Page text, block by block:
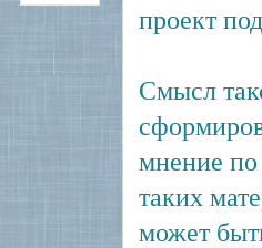
проект
Смысл
мнение по
таких
может